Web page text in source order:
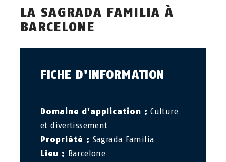
LA SAGRADA FAMILIA À
BARCELONE
FICHE D'INFORMATION
Domaine d'application :Culture
et divertissement
Propriété : Sagrada Familia
Lieu : Barcelone